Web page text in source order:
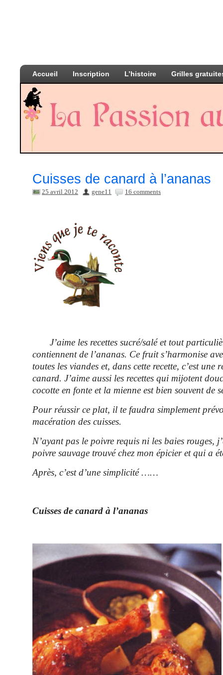
Accueil Inscription L’histoire Grilles
Cuisses de canard à l’ananas
25 avril 2012 gene11 16 comments
J’aime les recettes sucré/salé et tout
contiennent de l’ananas. Ce fruit s’harmonise
toutes les viandes et, dans cette recette, c’est une
canard. J’aime aussi les recettes qui mijotent
cocotte en fonte et la mienne est bien souvent de
Pour réussir ce plat, il te faudra simplement
macération des cuisses.
N’ayant pas le poivre requis ni les baies rouges,
poivre sauvage trouvé chez mon épicier et qui a
Après, c’est d’une simplicité ……
Cuisses de canard à l’ananas